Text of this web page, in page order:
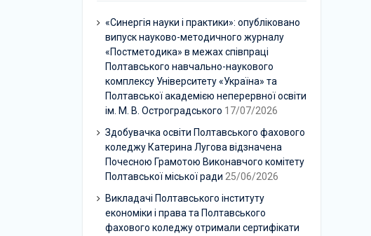
«Синергія науки і практики»: опубліковано
випуск науково-методичного журналу
«Постметодика» в межах співпраці
Полтавського навчально-наукового
комплексу Університету «Україна» та
Полтавської академією неперервної освіти
ім. М. В. Остроградського 17/07/2026
Здобувачка освіти Полтавського фахового
коледжу Катерина Лугова відзначена
Почесною Грамотою Виконавчого комітету
Полтавської міської ради 25/06/2026
Викладачі Полтавського інституту
економіки і права та Полтавського
фахового коледжу отримали сертифікати